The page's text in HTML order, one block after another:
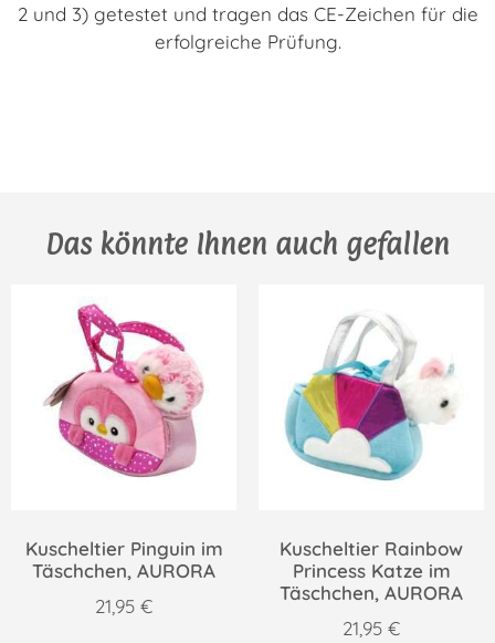
2 und 3) getestet und tragen das CE-Zeichen für die
erfolgreiche Prüfung.
Das könnte Ihnen auch gefallen
Kuscheltier Pinguin im
Täschchen, AURORA
21,95 €
Kuscheltier Rainbow
Princess Katze im
Täschchen, AURORA
21,95 €